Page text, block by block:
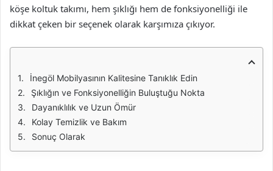
köşe koltuk takımı, hem şıklığı hem de fonksiyonelliği ile
dikkat çeken bir seçenek olarak karşımıza çıkıyor.
İnegöl Mobilyasının Kalitesine Tanıklık Edin
Şıklığın ve Fonksiyonelliğin Buluştuğu Nokta
Dayanıklılık ve Uzun Ömür
Kolay Temizlik ve Bakım
Sonuç Olarak